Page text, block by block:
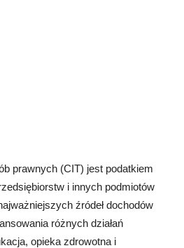
prawnych (CIT) jest podatkiem
i innych podmiotów
źródeł dochodów
różnych działań
opieka zdrowotna i